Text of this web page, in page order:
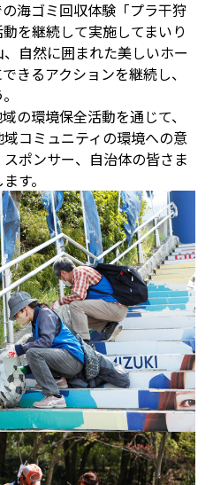
海ゴミ回収体験「プラ干狩
を継続して実施してまいり
自然に囲まれた美しいホー
きるアクションを継続し、
の環境保全活動を通じて、
コミュニティの環境への意
ポンサー、自治体の皆さま
す。